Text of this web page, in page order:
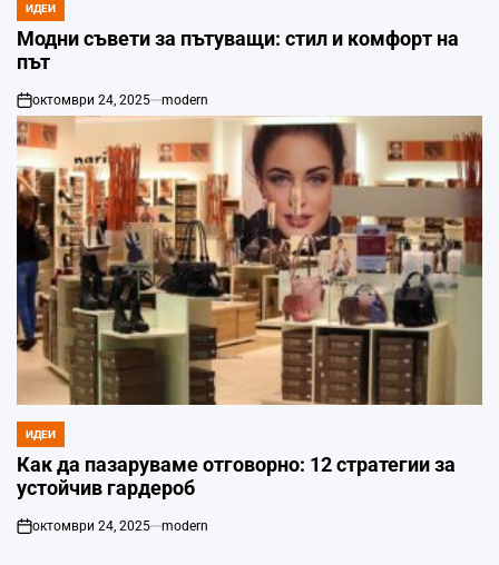
POSTED
IN
ИДЕИ
Модни съвети за пътуващи: стил и комфорт на
път
on
октомври 24, 2025 modern
POSTED
IN
ИДЕИ
Как да пазаруваме отговорно: 12 стратегии за
устойчив гардероб
on
октомври 24, 2025 modern